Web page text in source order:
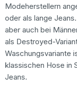
Modeherstellern
oder als lange
aber auch bei
als Destroyed-
Waschungsvariante
klassischen Hose in
Jeans.